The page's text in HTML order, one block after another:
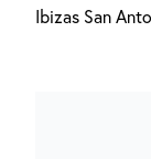
Ibizas San